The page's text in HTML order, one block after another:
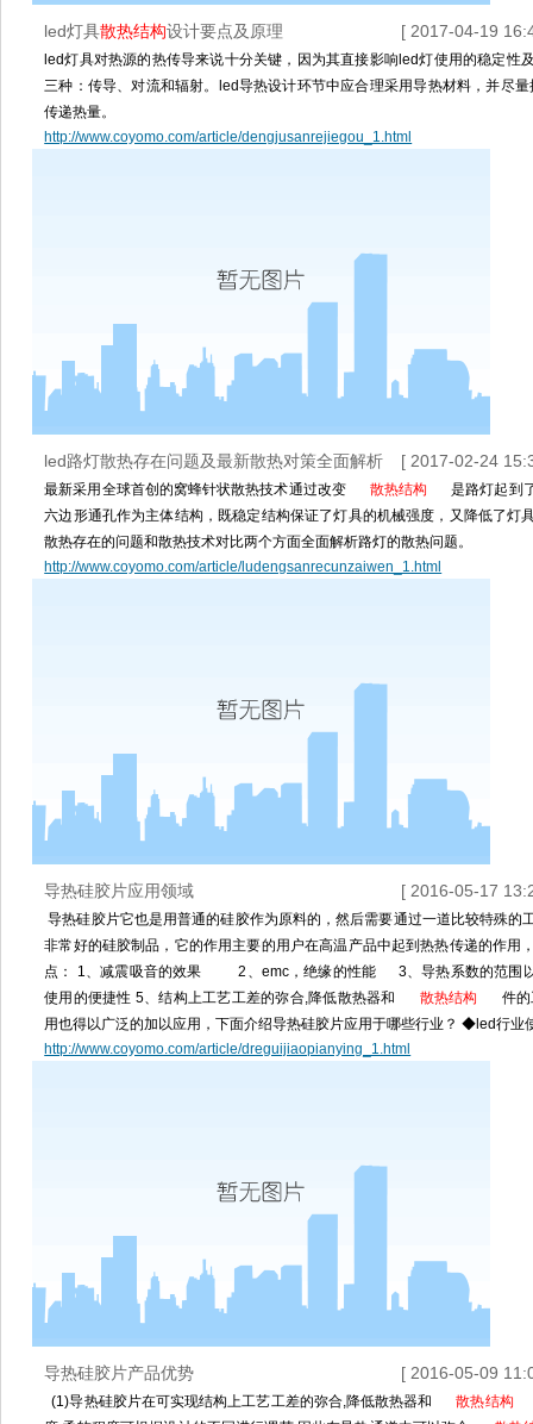
led灯具散热结构设计要点及原理 [ 2017-04-19
led灯具对热源的热传导来说十分关键，因为其直接影响led灯使用的稳定性
三种：传导、对流和辐射。led导热设计环节中应合理采用导热材料，并尽
传递热量。
http://www.coyomo.com/article/dengjusanrejiegou_1.html
led路灯散热存在问题及最新散热对策全面解析 [ 2017-02-24
最新采用全球首创的窝蜂针状散热技术通过改变 散热结构
是路灯起到
六边形通孔作为主体结构，既稳定结构保证了灯具的机械强度，又降低了灯
散热存在的问题和散热技术对比两个方面全面解析路灯的散热问题。
http://www.coyomo.com/article/ludengsanrecunzaiwen_1.html
导热硅胶片应用领域 [ 2016-05-17
导热硅胶片它也是用普通的硅胶作为原料的，然后需要通过一道比较特殊的
非常好的硅胶制品，它的作用主要的用户在高温产品中起到热热传递的作用
点： 1、减震吸音的效果 2、emc，绝缘的性能 3、导热系数的范围以
使用的便捷性 5、结构上工艺工差的弥合,降低散热器和
散热结构
件
用也得以广泛的加以应用，下面介绍导热硅胶片应用于哪些行业？ ◆led行业
http://www.coyomo.com/article/dreguijiaopianying_1.html
导热硅胶片产品优势 [ 2016-05-09
(1)导热硅胶片在可实现结构上工艺工差的弥合,降低散热器和
散热结构